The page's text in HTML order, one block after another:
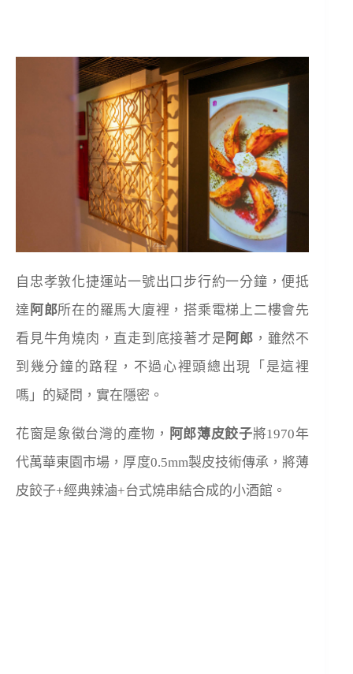
自忠孝敦化捷運站一號出口步行約一分鐘，便抵
達 阿郎所在的羅馬大廈裡，搭乘電梯上二樓會先
看見牛角燒肉，直走到底接著才是 阿郎 ，雖然不
到幾分鐘的路程，不過心裡頭總出現「是這裡
嗎」的疑問，實在隱密。
花窗是象徵台灣的產物， 阿郎薄皮餃子將1970年
代萬華東園市場，厚度0.5mm製皮技術傳承，將薄
皮餃子+經典辣滷+台式燒串結合成的小酒館。